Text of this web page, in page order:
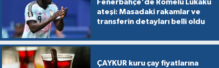
Fenerbahçe'de Romelu Lukaku
ateşi: Masadaki rakamlar ve
transferin detayları belli oldu
ÇAYKUR kuru çay fiyatlarına